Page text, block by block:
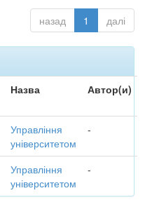
назад 1 далі
Назва Автор(и)
Управління
університетом
-
Управління
університетом
-